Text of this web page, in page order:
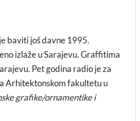
baviti još davne 1995.
izlaže u Sarajevu. Graffitima
Pet godina radio je za
Arhitektonskom fakultetu u
grafike/ornamentike i